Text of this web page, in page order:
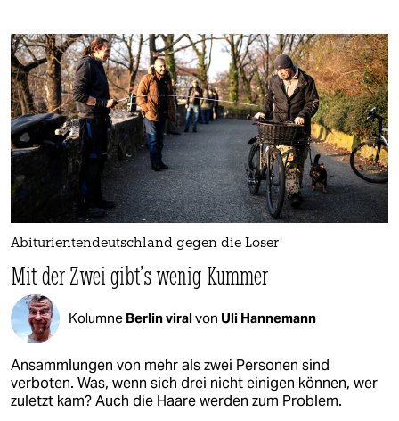
Abiturientendeutschland gegen die Loser
Mit der Zwei gibt's wenig Kummer
Kolumne Berlin viralvon Uli Hannemann
Ansammlungen von mehr als zwei Personen sind
verboten. Was, wenn sich drei nicht einigen können, wer
zuletzt kam? Auch die Haare werden zum Problem.